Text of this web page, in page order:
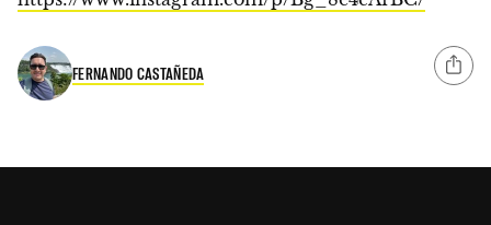
FERNANDO CASTAÑEDA